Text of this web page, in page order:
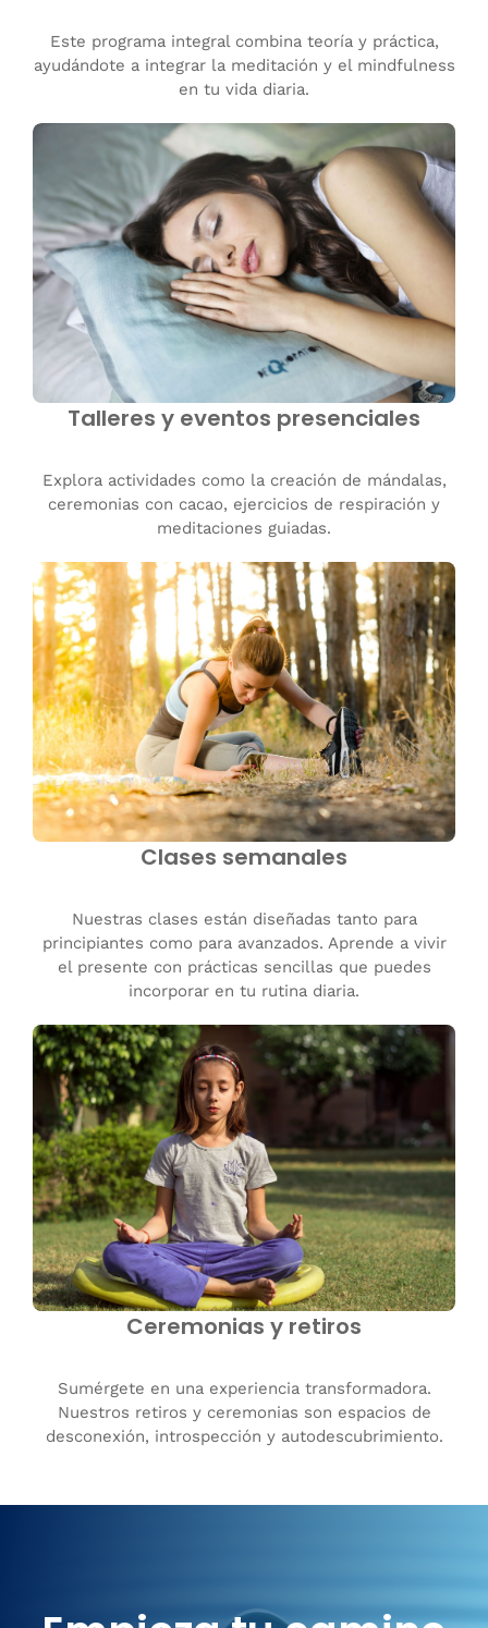
Este programa integral combina teoría y práctica,
ayudándote a integrar la meditación y el mindfulness
en tu vida diaria.
Talleres y eventos presenciales
Explora actividades como la creación de mándalas,
ceremonias con cacao, ejercicios de respiración y
meditaciones guiadas.
Clases semanales
Nuestras clases están diseñadas tanto para
principiantes como para avanzados. Aprende a vivir
el presente con prácticas sencillas que puedes
incorporar en tu rutina diaria.
Ceremonias y retiros
Sumérgete en una experiencia transformadora.
Nuestros retiros y ceremonias son espacios de
desconexión, introspección y autodescubrimiento.